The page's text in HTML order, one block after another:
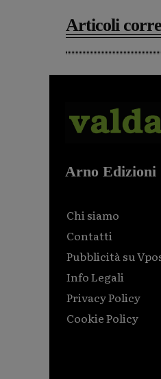
Articoli
Arno Edizioni
Chi siamo
Contatti
Pubblicità su
Info Legali
Privacy Policy
Cookie Policy